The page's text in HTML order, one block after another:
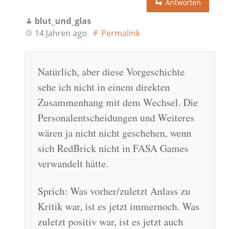
Antworten
blut_und_glas
14 Jahren ago
Permalink
Natürlich, aber diese Vorgeschichte
sehe ich nicht in einem direkten
Zusammenhang mit dem Wechsel. Die
Personalentscheidungen und Weiteres
wären ja nicht nicht geschehen, wenn
sich RedBrick nicht in FASA Games
verwandelt hätte.
Sprich: Was vorher/zuletzt Anlass zu
Kritik war, ist es jetzt immernoch. Was
zuletzt positiv war, ist es jetzt auch